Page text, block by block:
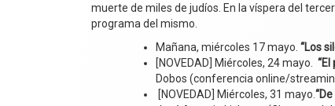
muerte de miles de judíos. En la víspera del
programa del mismo.
Mañana, miércoles 17 mayo. “Los
[NOVEDAD] Miércoles, 24 mayo.
Dobos (conferencia online/
[NOVEDAD] Miércoles, 31 mayo.